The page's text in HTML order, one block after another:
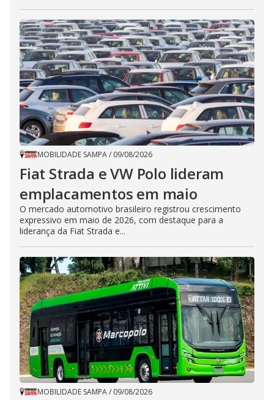
MOBILIDADE SAMPA/ 09/08/2026
Fiat Strada e VW Polo lideram
emplacamentos em maio
O mercado automotivo brasileiro registrou crescimento
expressivo em maio de 2026, com destaque para a
liderança da Fiat Strada e...
MOBILIDADE SAMPA/ 09/08/2026